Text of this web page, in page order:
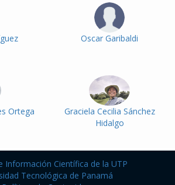
Oscar Garibaldi
Ortega
Graciela Cecilia Sánchez
Hidalgo
Información Científica de la UTP
Tecnológica de Panamá